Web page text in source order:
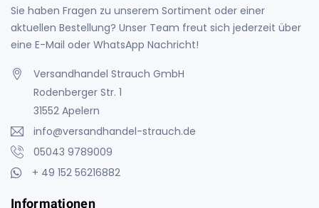
Sie haben Fragen zu unserem Sortiment oder einer
aktuellen Bestellung? Unser Team freut sich jederzeit über
eine E-Mail oder WhatsApp Nachricht!
Versandhandel Strauch GmbH
Rodenberger Str. 1
31552 Apelern
info@versandhandel-strauch.de
05043 9789009
+ 49 152 56216882
Informationen